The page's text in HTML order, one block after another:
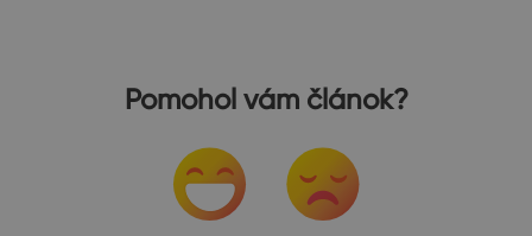
Pomohol vám článok?